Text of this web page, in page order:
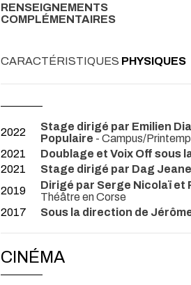
RENSEIGNEMENTS
COMPLÉMENTAIRES
CARACTÉRISTIQUES PHYSIQUES
2022
Stage dirigé par Emilien
Populaire - Campus/
2021
Doublage et Voix Off sous
2021
Stage dirigé par Dag
2019
Dirigé par Serge Nicolaï et
Théâtre en Corse
2017
Sous la direction de
CINÉMA